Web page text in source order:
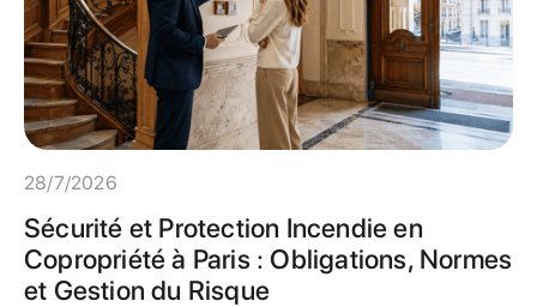
28/7/2026
Sécurité et Protection Incendie en
Copropriété à Paris : Obligations, Normes
et Gestion du Risque